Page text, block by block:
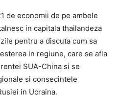
de economii de pe ambele
in capitala thailandeza
pentru a discuta cum sa
in regiune, care se afla
SUA-China si se
si consecintele
in Ucraina.